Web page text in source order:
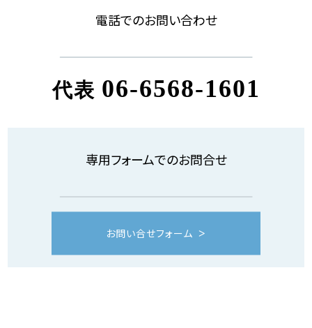
電話でのお問い合わせ
代表 06-6568-1601
専用フォームでのお問合せ
お問い合せフォーム